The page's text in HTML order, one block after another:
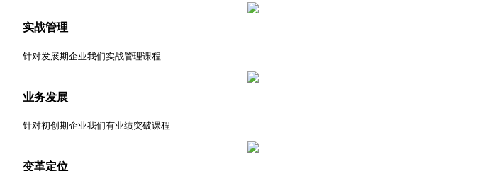
实战管理
针对发展期企业我们实战管理课程
业务发展
针对初创期企业我们有业绩突破课程
变革定位